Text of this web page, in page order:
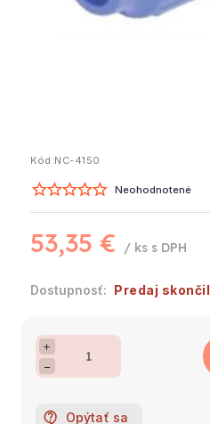
Kód:NC-4150
Neohodnotené
53,35 € / ks
Predaj skončil
+
−
Opýtať sa